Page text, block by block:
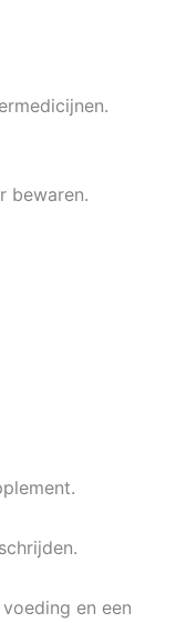
bewaren.
en een